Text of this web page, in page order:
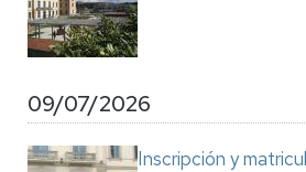
09/07/2026
Inscripción y